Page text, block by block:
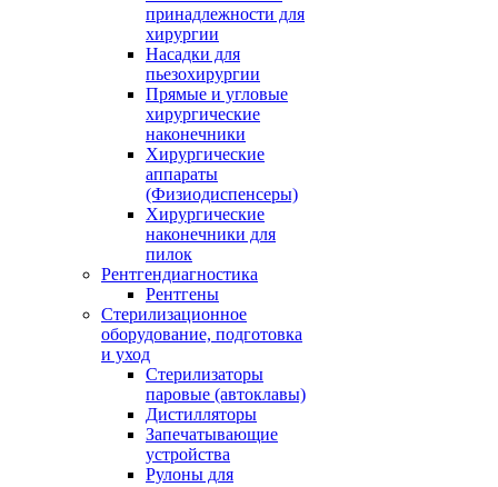
принадлежности для
хирургии
Насадки для
пьезохирургии
Прямые и угловые
хирургические
наконечники
Хирургические
аппараты
(Физиодиспенсеры)
Хирургические
наконечники для
пилок
Рентгендиагностика
Рентгены
Стерилизационное
оборудование, подготовка
и уход
Стерилизаторы
паровые (автоклавы)
Дистилляторы
Запечатывающие
устройства
Рулоны для